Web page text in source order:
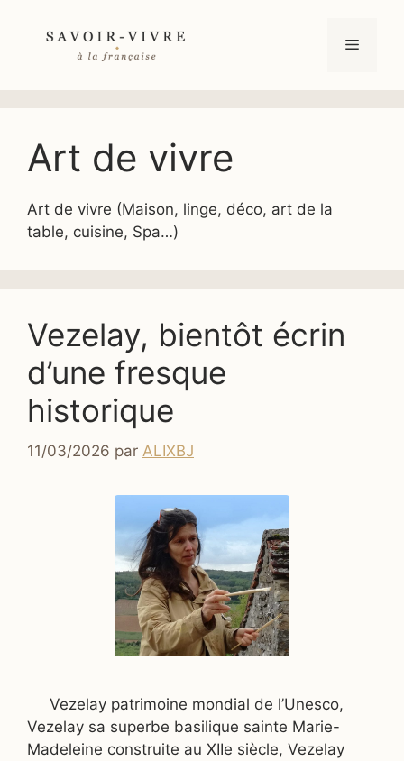
Menu
Art de vivre
Art de vivre (Maison, linge, déco, art de la
table, cuisine, Spa…)
Vezelay, bientôt écrin
d’une fresque
historique
11/03/2026 par ALIXBJ
Vezelay patrimoine mondial de l’Unesco,
Vezelay sa superbe basilique sainte Marie-
Madeleine construite au XIIe siècle, Vezelay